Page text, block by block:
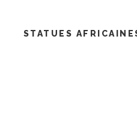
STATUES